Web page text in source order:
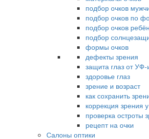
подбор очков
подбор очков по
подбор очков
подбор
формы очков
дефекты зрения
защита глаз от УФ-
здоровье глаз
зрение и возраст
как сохранить
коррекция зрения
проверка остроты
рецепт на очки
Салоны оптики